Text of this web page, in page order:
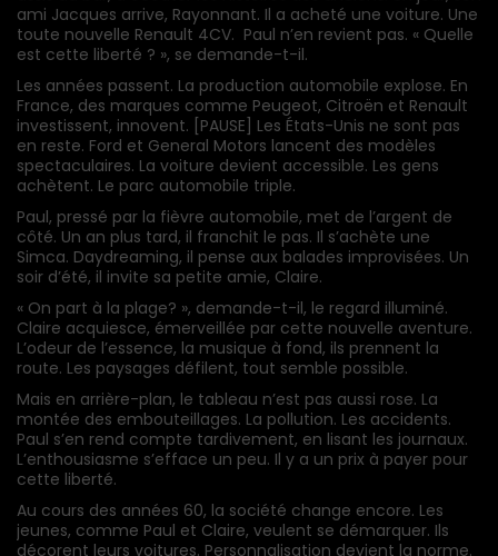
ami Jacques arrive, Rayonnant. Il a acheté une voiture. Une
toute nouvelle Renault 4CV. Paul n’en revient pas. « Quelle
est cette liberté ? », se demande-t-il.
Les années passent. La production automobile explose. En
France, des marques comme Peugeot, Citroën et Renault
investissent, innovent. [PAUSE] Les États-Unis ne sont pas
en reste. Ford et General Motors lancent des modèles
spectaculaires. La voiture devient accessible. Les gens
achètent. Le parc automobile triple.
Paul, pressé par la fièvre automobile, met de l’argent de
côté. Un an plus tard, il franchit le pas. Il s’achète une
Simca. Daydreaming, il pense aux balades improvisées. Un
soir d’été, il invite sa petite amie, Claire.
« On part à la plage? », demande-t-il, le regard illuminé.
Claire acquiesce, émerveillée par cette nouvelle aventure.
L’odeur de l’essence, la musique à fond, ils prennent la
route. Les paysages défilent, tout semble possible.
Mais en arrière-plan, le tableau n’est pas aussi rose. La
montée des embouteillages. La pollution. Les accidents.
Paul s’en rend compte tardivement, en lisant les journaux.
L’enthousiasme s’efface un peu. Il y a un prix à payer pour
cette liberté.
Au cours des années 60, la société change encore. Les
jeunes, comme Paul et Claire, veulent se démarquer. Ils
décorent leurs voitures. Personnalisation devient la norme.